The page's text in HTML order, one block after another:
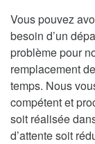
Vous pouvez
besoin d’un
problème pour
remplacement
temps. Nous
compétent et
soit réalisée
d’attente soit